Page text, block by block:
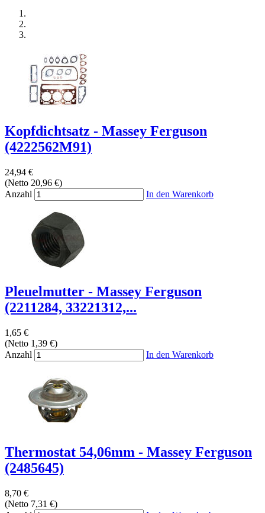
Kopfdichtsatz - Massey Ferguson
(4222562M91)
24,94 €
(Netto 20,96 €)
Anzahl
In den Warenkorb
Pleuelmutter - Massey Ferguson
(2211284, 33221312,...
1,65 €
(Netto 1,39 €)
Anzahl
In den Warenkorb
Thermostat 54,06mm - Massey Ferguson
(2485645)
8,70 €
(Netto 7,31 €)